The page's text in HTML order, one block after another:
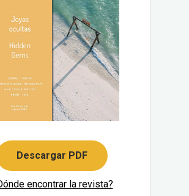
Descargar PDF
encontrar la revista?